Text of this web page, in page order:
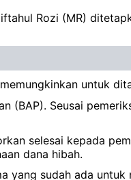
Rozi (MR)
untuk
(BAP). Seusai
selesai kepada
dana hibah.
yang sudah ada untuk